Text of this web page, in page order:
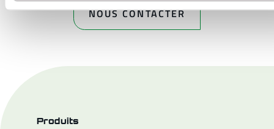
NOUS CONTACTER
Produits